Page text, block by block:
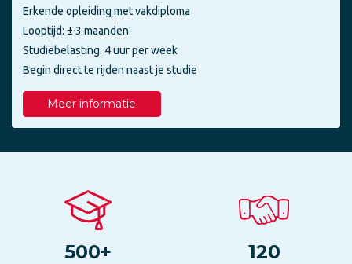
Erkende opleiding met vakdiploma
Looptijd: ± 3 maanden
Studiebelasting: 4 uur per week
Begin direct te rijden naast je studie
Meer informatie
500+ 120